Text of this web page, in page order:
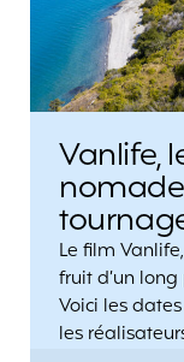
Vanlife,
Le film
fruit d’un
Voici les
les